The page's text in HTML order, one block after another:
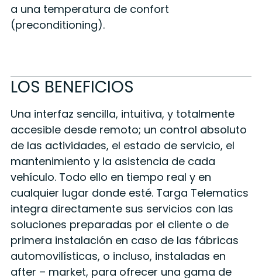
a una temperatura de confort
(preconditioning).
LOS BENEFICIOS
Una interfaz sencilla, intuitiva, y totalmente
accesible desde remoto; un control absoluto
de las actividades, el estado de servicio, el
mantenimiento y la asistencia de cada
vehículo. Todo ello en tiempo real y en
cualquier lugar donde esté. Targa Telematics
integra directamente sus servicios con las
soluciones preparadas por el cliente o de
primera instalación en caso de las fábricas
automovilísticas, o incluso, instaladas en
after – market, para ofrecer una gama de